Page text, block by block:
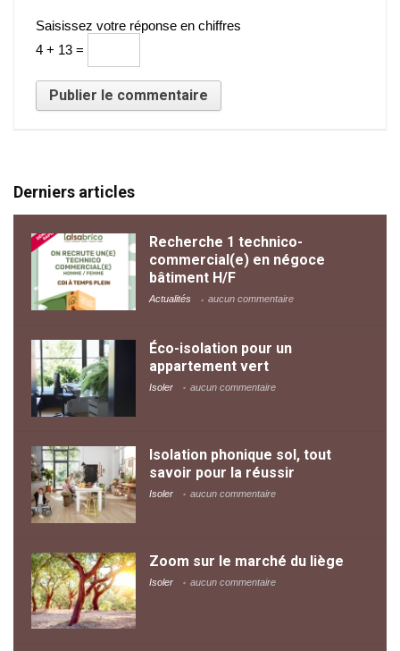
Saisissez votre réponse en chiffres
4 + 13 =
Derniers articles
Recherche 1 technico-
commercial(e) en négoce
bâtiment H/F
Actualités aucun commentaire
Éco-isolation pour un
appartement vert
Isoler aucun commentaire
Isolation phonique sol, tout
savoir pour la réussir
Isoler aucun commentaire
Zoom sur le marché du liège
Isoler aucun commentaire